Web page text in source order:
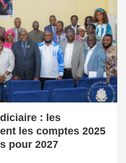
: les
les comptes 2025
pour 2027